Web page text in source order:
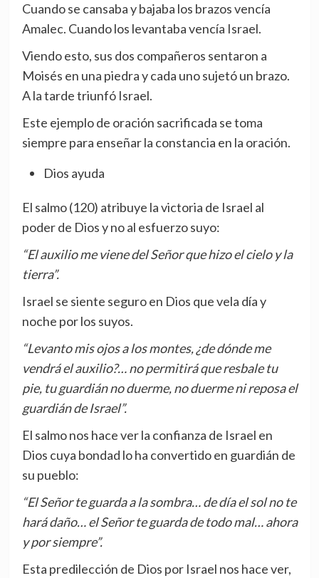
Cuando se cansaba y bajaba los brazos vencía
Amalec. Cuando los levantaba vencía Israel.
Viendo esto, sus dos compañeros sentaron a
Moisés en una piedra y cada uno sujetó un brazo.
A la tarde triunfó Israel.
Este ejemplo de oración sacrificada se toma
siempre para enseñar la constancia en la oración.
Dios ayuda
El salmo (120) atribuye la victoria de Israel al
poder de Dios y no al esfuerzo suyo:
“El auxilio me viene del Señor que hizo el cielo y la
tierra”.
Israel se siente seguro en Dios que vela día y
noche por los suyos.
“Levanto mis ojos a los montes, ¿de dónde me
vendrá el auxilio?… no permitirá que resbale tu
pie, tu guardián no duerme, no duerme ni reposa el
guardián de Israel”.
El salmo nos hace ver la confianza de Israel en
Dios cuya bondad lo ha convertido en guardián de
su pueblo:
“El Señor te guarda a la sombra… de día el sol no te
hará daño… el Señor te guarda de todo mal… ahora
y por siempre”.
Esta predilección de Dios por Israel nos hace ver,